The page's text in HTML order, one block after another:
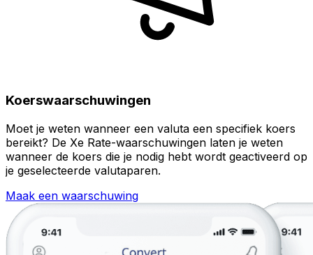
Koerswaarschuwingen
Moet je weten wanneer een valuta een specifiek koers
bereikt? De Xe Rate-waarschuwingen laten je weten
wanneer de koers die je nodig hebt wordt geactiveerd op
je geselecteerde valutaparen.
Maak een waarschuwing